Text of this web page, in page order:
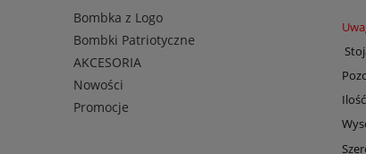
Bombka z Logo
Bombki Patriotyczne
AKCESORIA
Nowości
Promocje